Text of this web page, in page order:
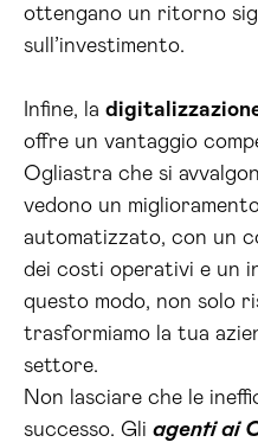
ottengano un ritorno
sull’investimento.
Infine, la
offre un vantaggio
Ogliastra che si
vedono un
automatizzato, con un
dei costi operativi e un
questo modo, non solo
trasformiamo la tua
settore.
Non lasciare che le
successo. Gli agenti ai